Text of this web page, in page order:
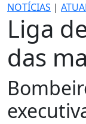
NOTÍCIAS |
Liga
das